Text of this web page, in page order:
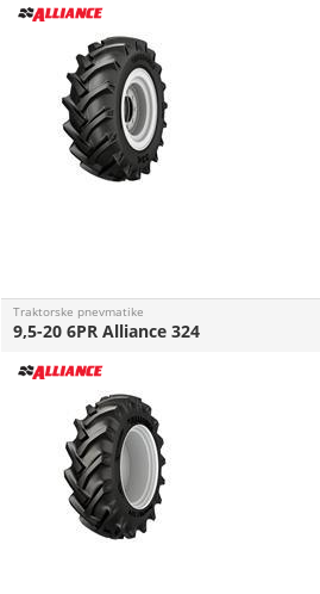
Traktorske pnevmatike
9,5-20 6PR Alliance 324